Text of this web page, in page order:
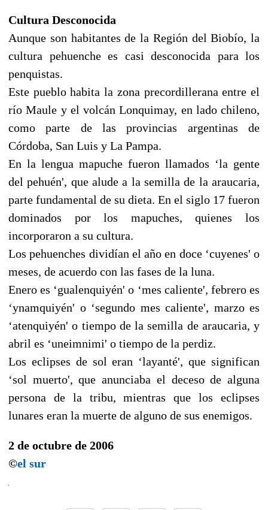
Cultura Desconocida
Aunque son habitantes de la Región del Biobío, la
cultura pehuenche es casi desconocida para los
penquistas.
Este pueblo habita la zona precordillerana entre el
río Maule y el volcán Lonquimay, en lado chileno,
como parte de las provincias argentinas de
Córdoba, San Luis y La Pampa.
En la lengua mapuche fueron llamados ‘la gente
del pehuén', que alude a la semilla de la araucaria,
parte fundamental de su dieta. En el siglo 17 fueron
dominados por los mapuches, quienes los
incorporaron a su cultura.
Los pehuenches dividían el año en doce ‘cuyenes' o
meses, de acuerdo con las fases de la luna.
Enero es ‘gualenquiyén' o ‘mes caliente', febrero es
‘ynamquiyén' o ‘segundo mes caliente', marzo es
‘atenquiyén' o tiempo de la semilla de araucaria, y
abril es ‘uneimnimi' o tiempo de la perdiz.
Los eclipses de sol eran ‘layanté', que significan
‘sol muerto', que anunciaba el deceso de alguna
persona de la tribu, mientras que los eclipses
lunares eran la muerte de alguno de sus enemigos.
2 de octubre de 2006
©el sur